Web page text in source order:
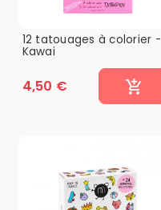
12 tatouages à colorier -
Kawai
4,50 €